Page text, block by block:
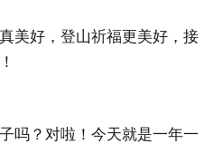
美好，登山祈福更美好，接
吗？对啦！今天就是一年一